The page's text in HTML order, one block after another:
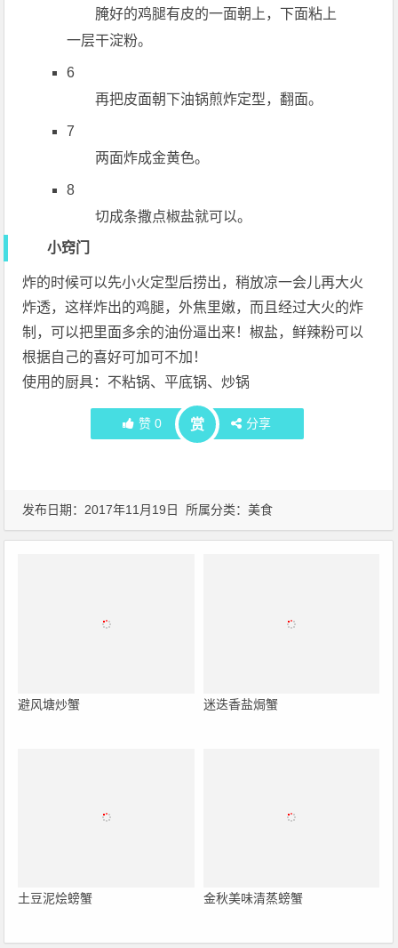
腌好的鸡腿有皮的一面朝上，下面粘上
一层干淀粉。
6
再把皮面朝下油锅煎炸定型，翻面。
7
两面炸成金黄色。
8
切成条撒点椒盐就可以。
小窍门
炸的时候可以先小火定型后捞出，稍放凉一会儿再大火
炸透，这样炸出的鸡腿，外焦里嫩，而且经过大火的炸
制，可以把里面多余的油份逼出来！椒盐，鲜辣粉可以
根据自己的喜好可加可不加！
使用的厨具：不粘锅、平底锅、炒锅
赞 0 赏 分享
发布日期：2017年11月19日 所属分类：美食
避风塘炒蟹 迷迭香盐焗蟹
土豆泥烩螃蟹 金秋美味清蒸螃蟹